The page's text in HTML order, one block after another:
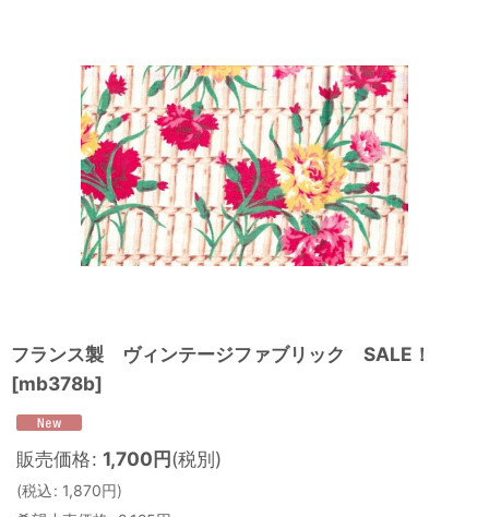
フランス製 ヴィンテージファブリック SALE！
[mb378b]
販売価格: 1,700円(税別)
(税込: 1,870円)